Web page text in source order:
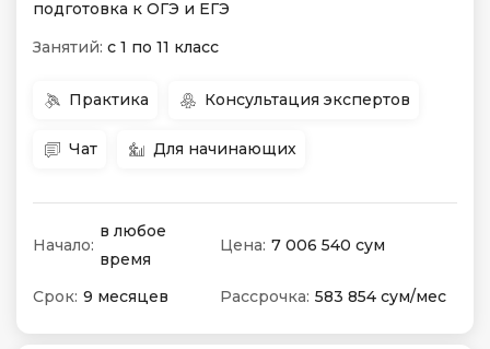
подготовка к ОГЭ и ЕГЭ
Занятий: с 1 по 11 класс
Практика Консультация экспертов
Чат Для начинающих
Начало:
в любое
время
Цена: 7 006 540 сум
Срок: 9 месяцев Рассрочка: 583 854 сум/мес